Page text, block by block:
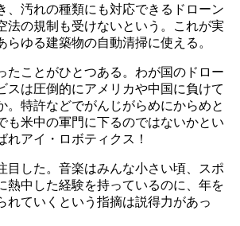
、汚れの種類にも対応できるドローン
法の規制も受けないという。これが実
らゆる建築物の自動清掃に使える。
ことがひとつある。わが国のドロー
スは圧倒的にアメリカや中国に負けて
。特許などでがんじがらめにからめと
も米中の軍門に下るのではないかとい
れアイ・ロボティクス！
した。音楽はみんな小さい頃、スポ
熱中した経験を持っているのに、年を
れていくという指摘は説得力があっ